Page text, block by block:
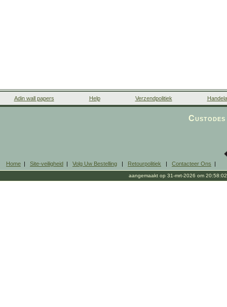
Adin wall papers Help Verzendpolitiek
Home | Site-veiligheid | Volg Uw Bestelling | Retourpolitiek | Contacteer Ons |
aangemaakt op 31-mrt-2026 om